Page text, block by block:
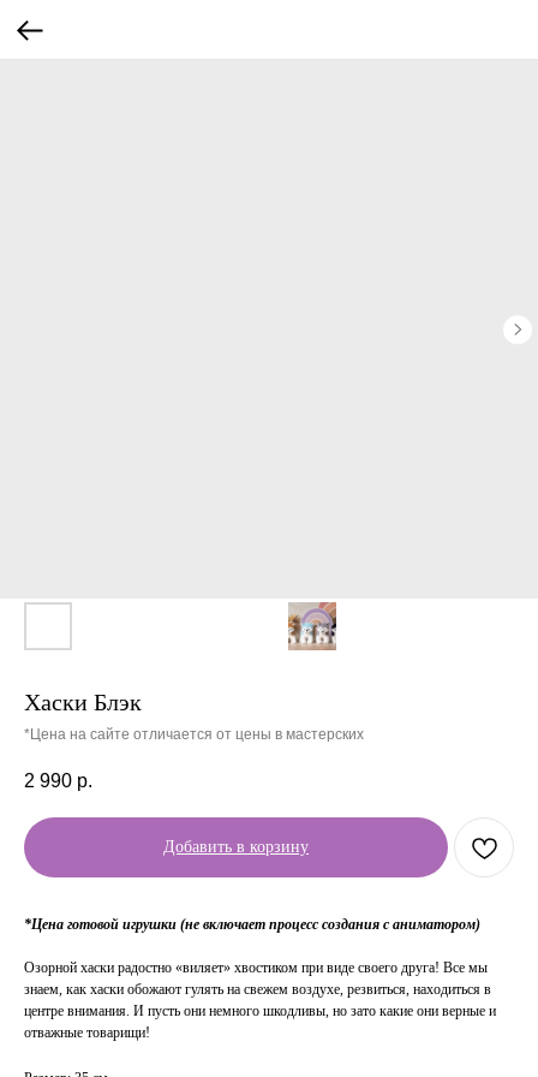
Хаски Блэк
*Цена на сайте отличается от цены в мастерских
2 990 р.
Добавить в корзину
*Цена готовой игрушки (не включает процесс создания с аниматором)
Озорной хаски радостно «виляет» хвостиком при виде своего друга! Все мы
знаем, как хаски обожают гулять на свежем воздухе, резвиться, находиться в
центре внимания. И пусть они немного шкодливы, но зато какие они верные и
отважные товарищи!